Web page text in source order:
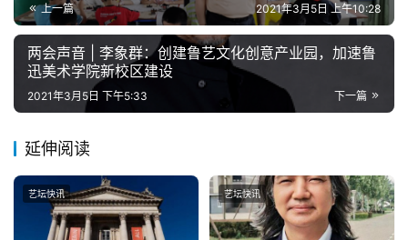
上一篇 2021年3月5日 上午10:28
两会声音 | 李象群：创建鲁艺文化创意产业园，加速鲁
迅美术学院新校区建设
下一篇
2021年3月5日 下午5:33
延伸阅读
艺坛快讯 艺坛快讯